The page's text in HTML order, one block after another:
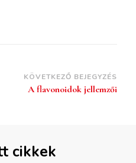
KÖVETKEZŐ BEJEGYZÉS
A flavonoidok jellemzői
cikkek